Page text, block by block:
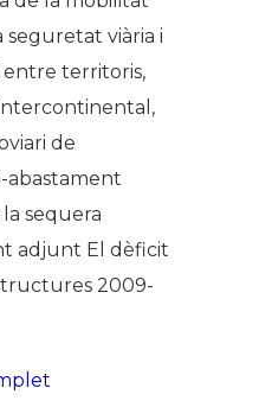
viària i
territoris,
de
abastament
sequera
adjunt El dèficit
2009-